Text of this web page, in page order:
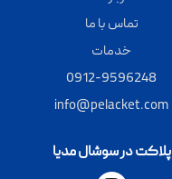
تماس با ما
خدمات
0912-9596248
info@pelacket.com
پلاکت در سوشال مدیا